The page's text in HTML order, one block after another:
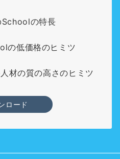
の特長
の低価格のヒミツ
材の質の高さのヒミツ
ロード